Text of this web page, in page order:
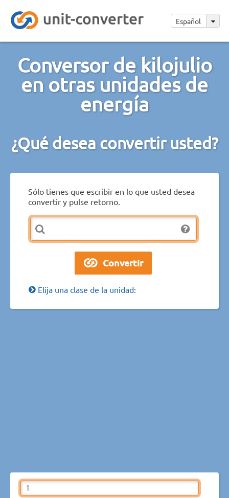
Español
Conversor de kilojulio
en otras unidades de
energía
¿Qué desea convertir usted?
Sólo tienes que escribir en lo que usted desea
convertir y pulse retorno.
Elija una clase de la unidad: